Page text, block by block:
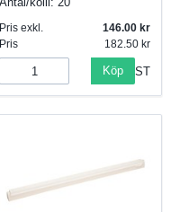
Pris exkl.
146.00
Pris
182.50
Köp ST